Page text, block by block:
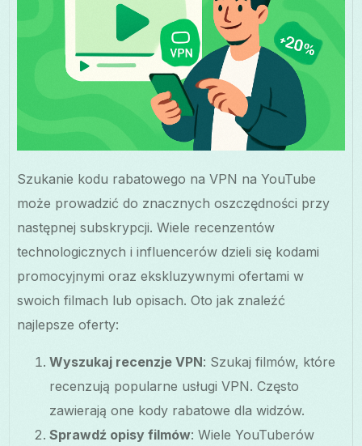
Szukanie kodu rabatowego na VPN na YouTube
może prowadzić do znacznych oszczędności przy
następnej subskrypcji. Wiele recenzentów
technologicznych i influencerów dzieli się kodami
promocyjnymi oraz ekskluzywnymi ofertami w
swoich filmach lub opisach. Oto jak znaleźć
najlepsze oferty:
Wyszukaj recenzje VPN: Szukaj filmów, które
recenzują popularne usługi VPN. Często
zawierają one kody rabatowe dla widzów.
Sprawdź opisy filmów: Wiele YouTuberów